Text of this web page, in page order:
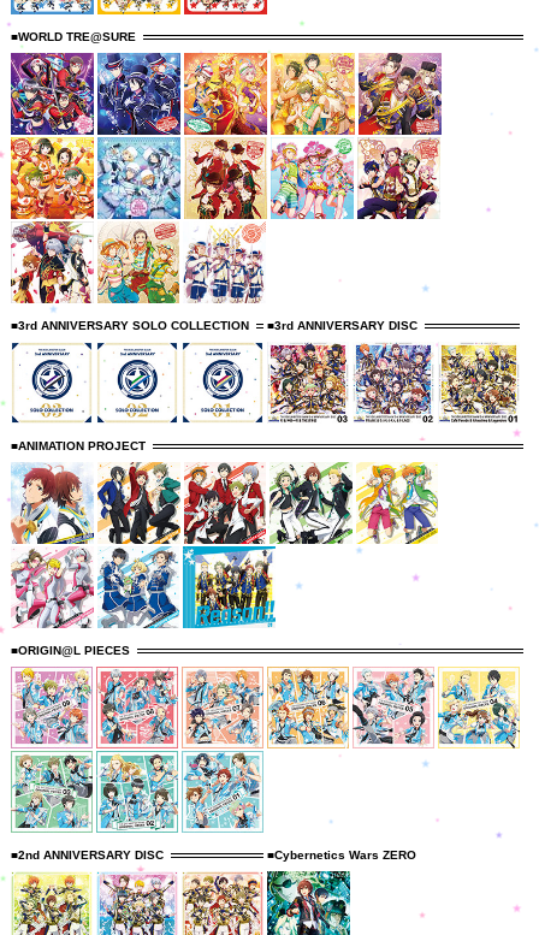
■WORLD TRE@SURE
■3rd ANNIVERSARY SOLO COLLECTION ■3rd ANNIVERSARY DISC
■ANIMATION PROJECT
■ORIGIN@L PIECES
■2nd ANNIVERSARY DISC ■Cybernetics Wars ZERO